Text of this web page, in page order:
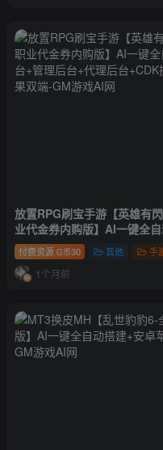
放置RPG刷宝手游【英雄有
业代金券内购版】AI一键全
+管理后台+代理后台+CDK授
双端
付费资源 G币30 其他 手
1个月前